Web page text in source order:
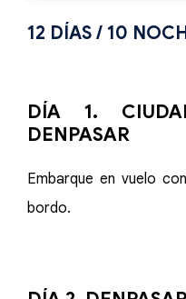
12 DÍAS / 10
DÍA 1.
DENPASAR
Embarque en vuelo
bordo.